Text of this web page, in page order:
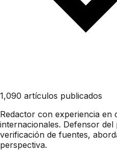
1,090 artículos publicados
Redactor con experiencia en
internacionales. Defensor del
verificación de fuentes,
perspectiva.